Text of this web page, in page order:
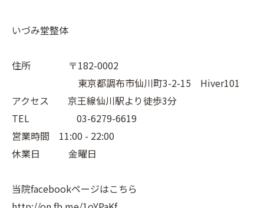
いづみ堂整体
住所 〒182-0002
東京都調布市仙川町3-2-15 Hiver101
アクセス 京王線仙川駅より徒歩3分
TEL 03-6279-6619
営業時間 11:00 - 22:00
休業日 金曜日
当院facebookページはこちら